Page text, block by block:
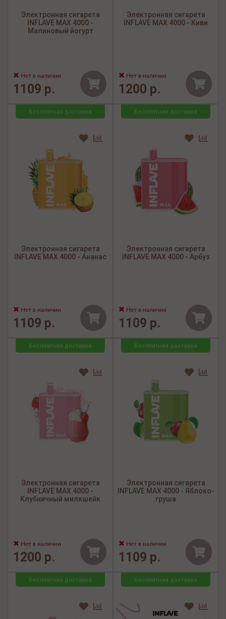
Электронная сигарета
INFLAVE MAX 4000 -
Малиновый йогурт
Нет в наличии
1109 р.
Электронная сигарета
INFLAVE MAX 4000 - Киви
Нет в наличии
1200 р.
Бесплатная доставка
Электронная сигарета
INFLAVE MAX 4000 - Ананас
Нет в наличии
1109 р.
Бесплатная доставка
Электронная сигарета
INFLAVE MAX 4000 - Арбуз
Нет в наличии
1109 р.
Бесплатная доставка
Электронная сигарета
INFLAVE MAX 4000 -
Клубничный милкшейк
Нет в наличии
1200 р.
Бесплатная доставка
Электронная сигарета
INFLAVE MAX 4000 - Яблоко-
груша
Нет в наличии
1109 р.
Бесплатная доставка Бесплатная доставка